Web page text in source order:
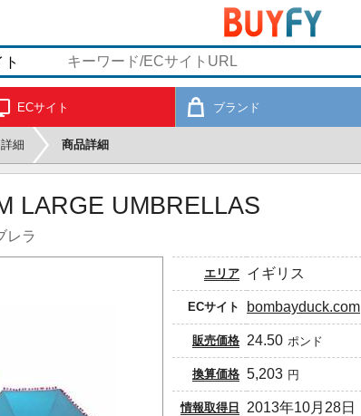
ECサイト ブランド
細 商品詳細
LARGE UMBRELLAS
レラ
エリア イギリス
ECサイト bombayduck.com
販売価格 24.50 ポンド
換算価格 5,203 円
情報取得日 2013年10月28日